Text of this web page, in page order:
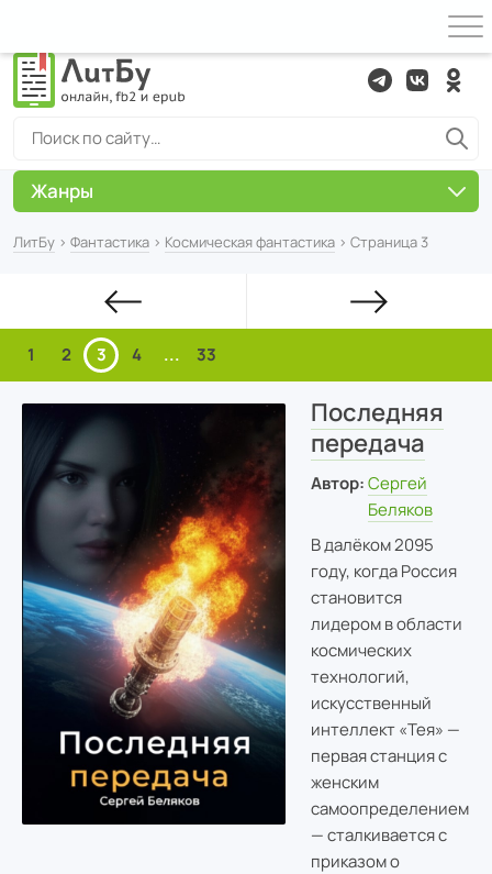
ЛитБу › Фантастика › Космическая фантастика › Страница 3
1 2 3 4 ... 33
Последняя
передача
Автор: Сергей
Беляков
В далёком 2095
году, когда Россия
становится
лидером в области
космических
технологий,
искусственный
интеллект «Тея» —
первая станция с
женским
самоопределением
— сталкивается с
приказом о
Жанры